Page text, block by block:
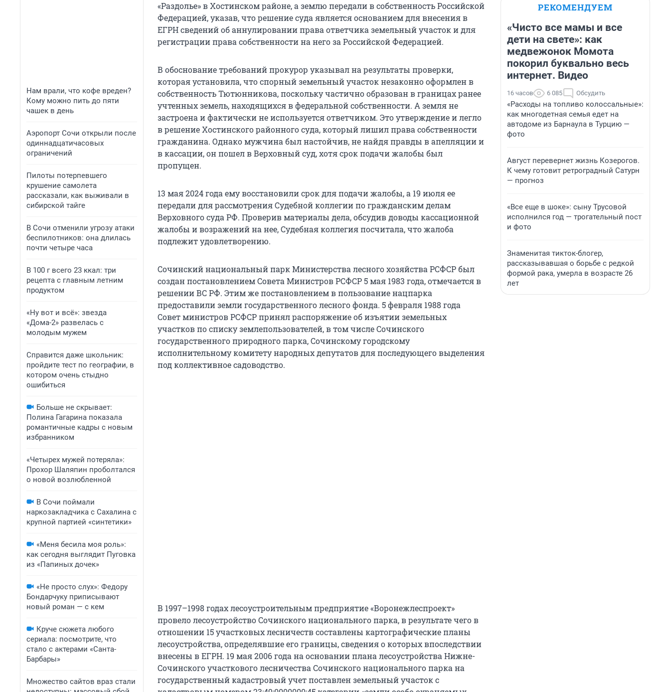
Нам врали, что кофе вреден?
Кому можно пить до пяти
чашек в день
Аэропорт Сочи открыли после
одиннадцатичасовых
ограничений
Пилоты потерпевшего
крушение самолета
рассказали, как выживали в
сибирской тайге
В Сочи отменили угрозу атаки
беспилотников: она длилась
почти четыре часа
В 100 г всего 23 ккал: три
рецепта с главным летним
продуктом
«Ну вот и всё»: звезда
«Дома-2» развелась с
молодым мужем
Справится даже школьник:
пройдите тест по географии, в
котором очень стыдно
ошибиться
Больше не скрывает:
Полина Гагарина показала
романтичные кадры с новым
избранником
«Четырех мужей потеряла»:
Прохор Шаляпин проболтался
о новой возлюбленной
В Сочи поймали
наркозакладчика с Сахалина с
крупной партией «синтетики»
«Меня бесила моя роль»:
как сегодня выглядит Пуговка
из «Папиных дочек»
«Не просто слух»: Федору
Бондарчуку приписывают
новый роман — с кем
Круче сюжета любого
сериала: посмотрите, что
стало с актерами «Санта-
Барбары»
Множество сайтов враз стали
«Раздолье» в Хостинском районе, а землю передали в собственность Российской
Федерацией, указав, что решение суда является основанием для внесения в
ЕГРН сведений об аннулировании права ответчика земельный участок и для
регистрации права собственности на него за Российской Федерацией.
В обоснование требований прокурор указывал на результаты проверки,
которая установила, что спорный земельный участок незаконно оформлен в
собственность Тютюнникова, поскольку частично образован в границах ранее
учтенных земель, находящихся в федеральной собственности. А земля не
застроена и фактически не используется ответчиком. Это утверждение и легло
в решение Хостинского районного суда, который лишил права собственности
гражданина. Однако мужчина был настойчив, не найдя правды в апелляции и
в кассации, он пошел в Верховный суд, хотя срок подачи жалобы был
пропущен.
13 мая 2024 года ему восстановили срок для подачи жалобы, а 19 июля ее
передали для рассмотрения Судебной коллегии по гражданским делам
Верховного суда РФ. Проверив материалы дела, обсудив доводы кассационной
жалобы и возражений на нее, Судебная коллегия посчитала, что жалоба
подлежит удовлетворению.
Сочинский национальный парк Министерства лесного хозяйства РСФСР был
создан постановлением Совета Министров РСФСР 5 мая 1983 года, отмечается в
решении ВС РФ. Этим же постановлением в пользование нацпарка
предоставили земли государственного лесного фонда. 5 февраля 1988 года
Совет министров РСФСР принял распоряжение об изъятии земельных
участков по списку землепользователей, в том числе Сочинского
государственного природного парка, Сочинскому городскому
исполнительному комитету народных депутатов для последующего выделения
под коллективное садоводство.
В 1997–1998 годах лесоустроительным предприятие «Воронежлеспроект»
провело лесоустройство Сочинского национального парка, в результате чего в
отношении 15 участковых лесничеств составлены картографические планы
лесоустройства, определявшие его границы, сведения о которых впоследствии
внесены в ЕГРН. 19 мая 2006 года на основании плана лесоустройства Нижне-
Сочинского участкового лесничества Сочинского национального парка на
государственный кадастровый учет поставлен земельный участок с
РЕКОМЕНДУЕМ
«Чисто все мамы и все
дети на свете»: как
медвежонок Момота
покорил буквально весь
интернет. Видео
16 часов 6 085 Обсудить
«Расходы на топливо колоссальные»:
как многодетная семья едет на
автодоме из Барнаула в Турцию —
фото
Август перевернет жизнь Козерогов.
К чему готовит ретроградный Сатурн
— прогноз
«Все еще в шоке»: сыну Трусовой
исполнился год — трогательный пост
и фото
Знаменитая тикток-блогер,
рассказывавшая о борьбе с редкой
формой рака, умерла в возрасте 26
лет